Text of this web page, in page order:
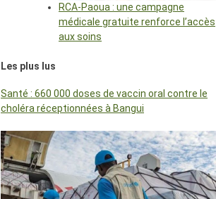
RCA-Paoua : une campagne
médicale gratuite renforce l’accès
aux soins
Les plus lus
Santé : 660 000 doses de vaccin oral contre le
choléra réceptionnées à Bangui